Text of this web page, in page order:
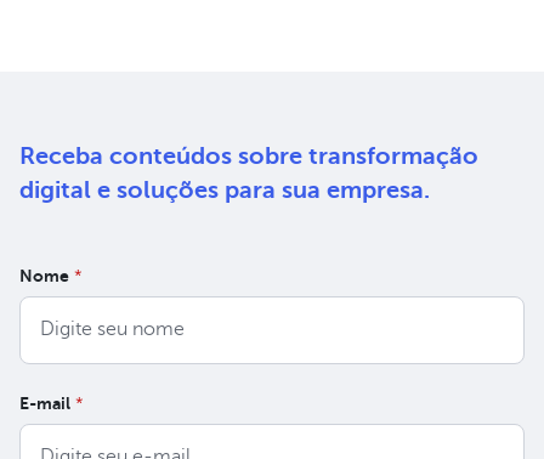
Receba conteúdos sobre transformação
digital e soluções para sua empresa.
Nome *
E-mail *